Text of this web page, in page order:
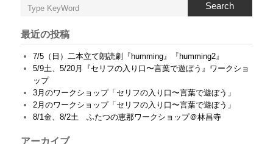
Search
最近の投稿
7/5（日）二本立て朗読劇『humming』『humming2』
5/9土、5/20月『セリフの入り口〜言葉で遊ぼう』ワークショ
ップ
3月のワークショップ「セリフの入り口〜言葉で遊ぼう」
2月のワークショップ「セリフの入り口〜言葉で遊ぼう」
8/1金、8/2土 ふたつの恵那ワークショップ＠林昌寺
アーカイブ